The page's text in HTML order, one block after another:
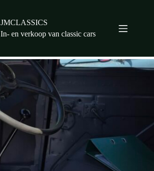
JMCLASSICS
In- en verkoop van classic cars